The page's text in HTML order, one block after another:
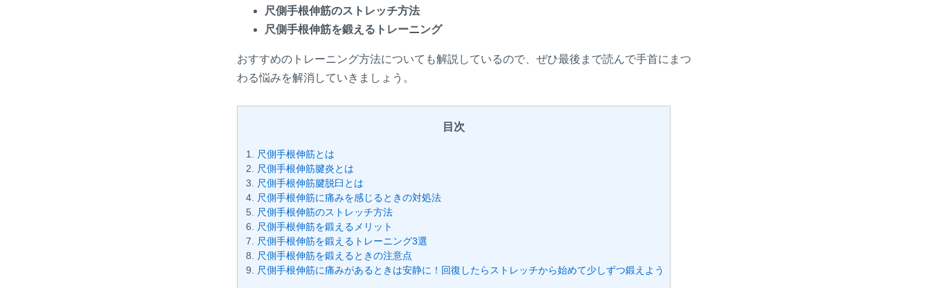
尺側手根伸筋のストレッチ方法
尺側手根伸筋を鍛えるトレーニング
おすすめのトレーニング方法についても解説しているので、ぜひ最後まで読んで手首にまつ
わる悩みを解消していきましょう。
目次
尺側手根伸筋とは
尺側手根伸筋腱炎とは
尺側手根伸筋腱脱臼とは
尺側手根伸筋に痛みを感じるときの対処法
尺側手根伸筋のストレッチ方法
尺側手根伸筋を鍛えるメリット
尺側手根伸筋を鍛えるトレーニング3選
尺側手根伸筋を鍛えるときの注意点
尺側手根伸筋に痛みがあるときは安静に！回復したらストレッチから始めて少しずつ鍛えよう